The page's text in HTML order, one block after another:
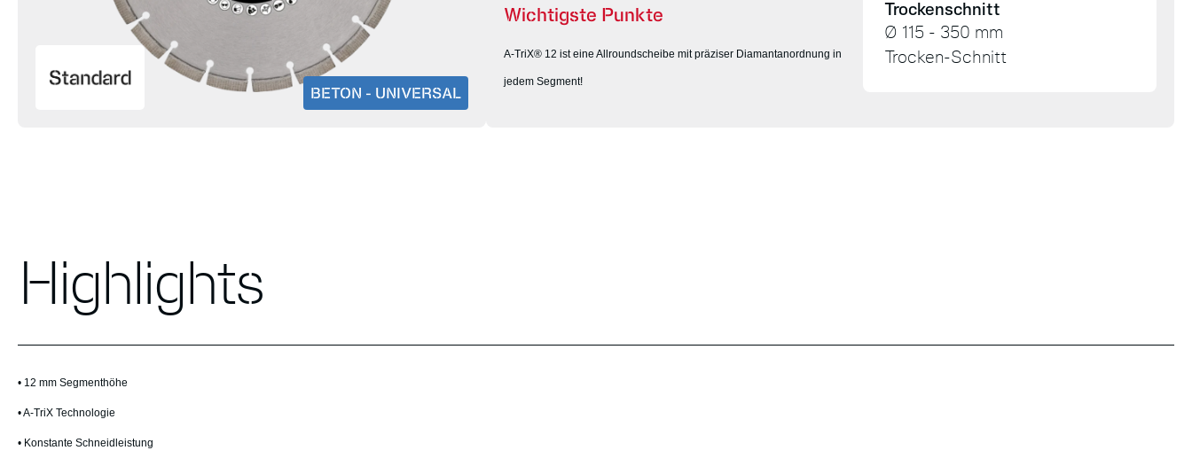
BETON - UNIVERSAL
Wichtigste Punkte
A-TriX® 12 ist eine Allroundscheibe mit präziser Diamantanordnung in
jedem Segment!
Trockenschnitt
Ø 115 - 350 mm
Trocken-Schnitt
Highlights
• 12 mm Segmenthöhe
• A-TriX Technologie
• Konstante Schneidleistung